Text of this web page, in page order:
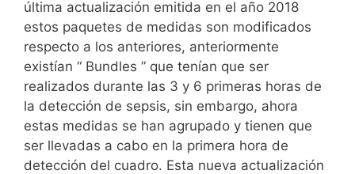
última actualización emitida en el año 2018
estos paquetes de medidas son modificados
respecto a los anteriores, anteriormente
existían “ Bundles ” que tenían que ser
realizados durante las 3 y 6 primeras horas de
la detección de sepsis, sin embargo, ahora
estas medidas se han agrupado y tienen que
ser llevadas a cabo en la primera hora de
detección del cuadro. Esta nueva actualización